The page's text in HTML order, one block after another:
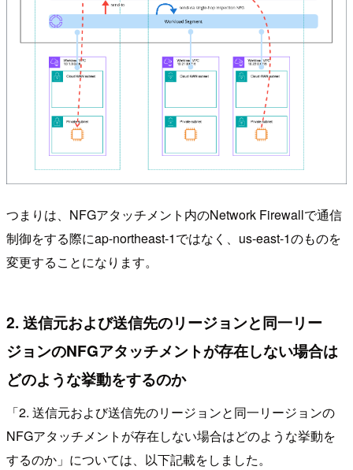
つまりは、NFGアタッチメント内のNetwork Firewallで通信
制御をする際にap-northeast-1ではなく、us-east-1のものを
変更することになります。
2. 送信元および送信先のリージョンと同一リー
ジョンのNFGアタッチメントが存在しない場合は
どのような挙動をするのか
「2. 送信元および送信先のリージョンと同一リージョンの
NFGアタッチメントが存在しない場合はどのような挙動を
するのか」については、以下記載をしました。